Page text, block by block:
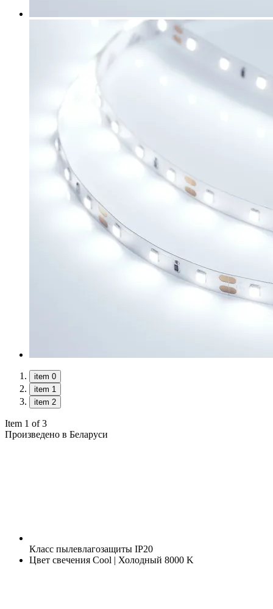
item 0
item 1
item 2
Item 1 of 3
Произведено в Беларуси
Класс пылевлагозащиты IP20
Цвет свечения Cool | Холодный 8000 K